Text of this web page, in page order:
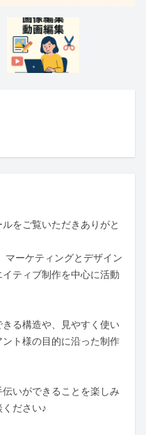
をご覧いただきありがと
マーケティングとデザイン
ティブ制作を中心に活動
る構造や、見やすく使い
ト様の目的に沿った制作
いができることを楽しみ
ださい♪